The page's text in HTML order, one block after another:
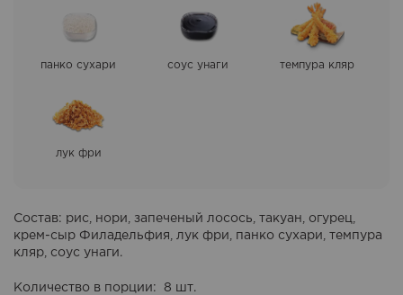
панко сухари соус унаги темпура кляр
лук фри
Состав: рис, нори, запеченый лосось, такуан, огурец,
крем-сыр Филадельфия, лук фри, панко сухари, темпура
кляр, соус унаги.
Количество в порции: 8 шт.